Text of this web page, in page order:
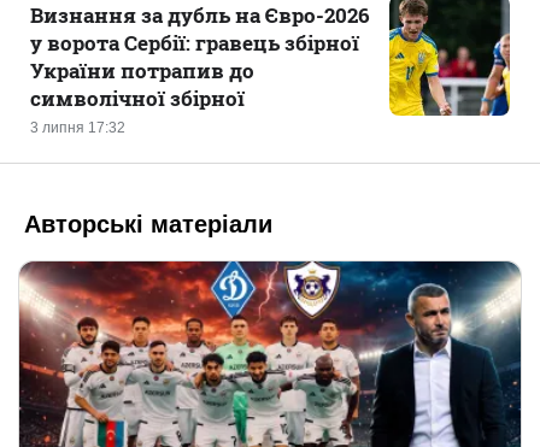
3 липня 17:32
Визнання за дубль на Євро-2026
у ворота Сербії: гравець збірної
України потрапив до
символічної збірної
Авторські матеріали